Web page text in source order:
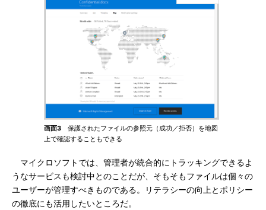
画面3 保護されたファイルの参照元（成功／拒否）を地図
上で確認することもできる
マイクロソフトでは、管理者が統合的にトラッキングできるよ
うなサービスも検討中とのことだが、そもそもファイルは個々の
ユーザーが管理すべきものである。リテラシーの向上とポリシー
の徹底にも活用したいところだ。